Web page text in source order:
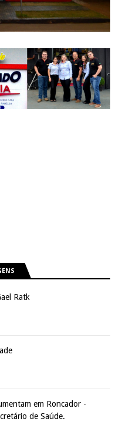
Ratk
em Roncador -
de Saúde.